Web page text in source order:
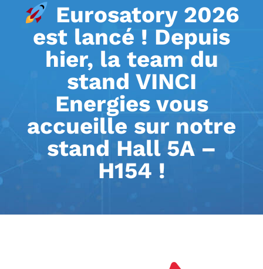
Eurosatory 2026
est lancé ! Depuis
hier, la team du
stand VINCI
Energies vous
accueille sur notre
stand Hall 5A –
H154 !